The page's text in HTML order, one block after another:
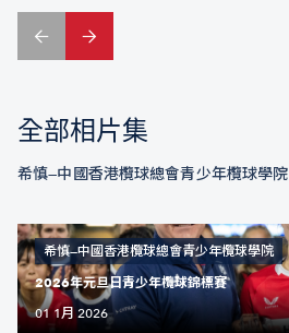
全部相片集
希慎—中國香港欖球總會青少年欖球學院
希慎—中國香港欖球總會青少年欖球學院
2026年元旦日青少年欖球錦標賽
01 1月 2026